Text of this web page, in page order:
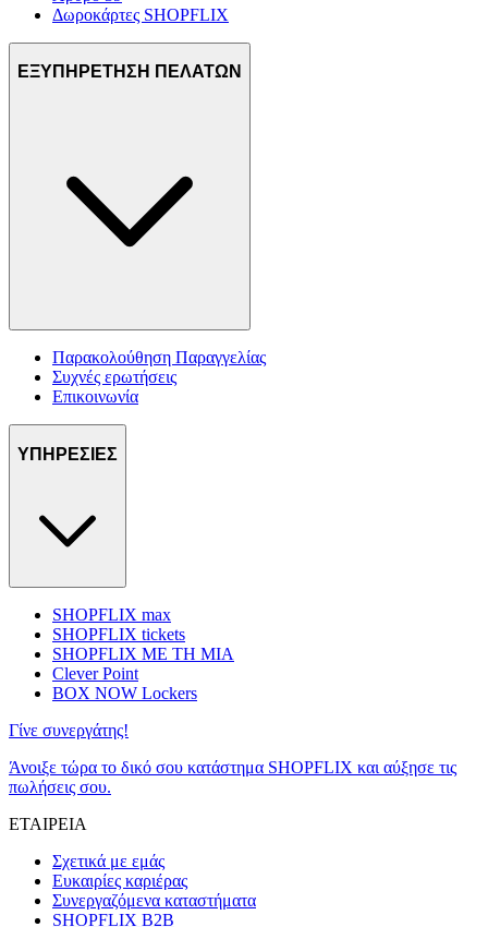
Δωροκάρτες SHOPFLIX
ΕΞΥΠΗΡΕΤΗΣΗ ΠΕΛΑΤΩΝ
Παρακολούθηση Παραγγελίας
Συχνές ερωτήσεις
Επικοινωνία
ΥΠΗΡΕΣΙΕΣ
SHOPFLIX max
SHOPFLIX tickets
SHOPFLIX ΜΕ ΤΗ ΜΙΑ
Clever Point
BOX NOW Lockers
Γίνε συνεργάτης!
Άνοιξε τώρα το δικό σου κατάστημα SHOPFLIX και αύξησε τις
πωλήσεις σου.
ΕΤΑΙΡΕΙΑ
Σχετικά με εμάς
Ευκαιρίες καριέρας
Συνεργαζόμενα καταστήματα
SHOPFLIX B2B